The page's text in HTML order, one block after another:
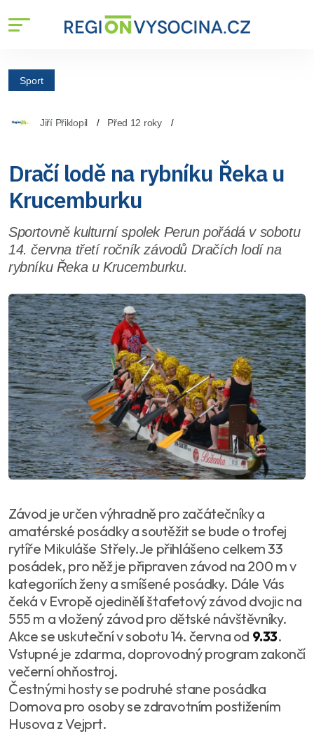
Sport
Jiří Přiklopil Před 12 roky
Dračí lodě na rybníku Řeka u
Krucemburku
Sportovně kulturní spolek Perun pořádá v sobotu
14. června třetí ročník závodů Dračích lodí na
rybníku Řeka u Krucemburku.
Závod je určen výhradně pro začátečníky a
amatérské posádky a soutěžit se bude o trofej
rytíře Mikuláše Střely.Je přihlášeno celkem 33
posádek, pro něž je připraven závod na 200 m v
kategoriích ženy a smíšené posádky. Dále Vás
čeká v Evropě ojedinělí štafetový závod dvojic na
555 m a vložený závod pro dětské návštěvníky.
Akce se uskuteční v sobotu 14. června od 9.33.
Vstupné je zdarma, doprovodný program zakončí
večerní ohňostroj.
Čestnými hosty se podruhé stane posádka
Domova pro osoby se zdravotním postižením
Husova z Vejprt.